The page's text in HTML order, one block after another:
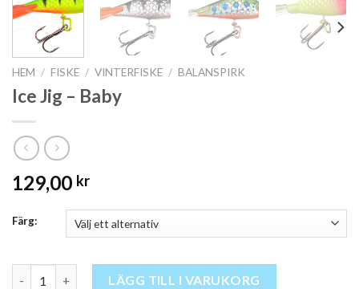
HEM / FISKE / VINTERFISKE / BALANSPIRK
Ice Jig – Baby
129,00 kr
Färg:
LÄGG TILL I VARUKORG